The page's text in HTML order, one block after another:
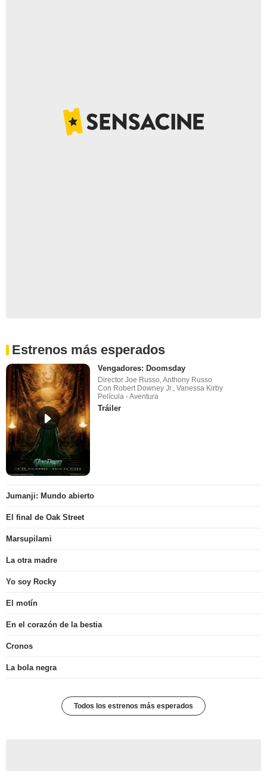
Estrenos más esperados
Vengadores: Doomsday
Director Joe Russo, Anthony Russo
Con Robert Downey Jr., Vanessa Kirby
Película - Aventura
Tráiler
Jumanji: Mundo abierto
El final de Oak Street
Marsupilami
La otra madre
Yo soy Rocky
El motín
En el corazón de la bestia
Cronos
La bola negra
Todos los estrenos más esperados